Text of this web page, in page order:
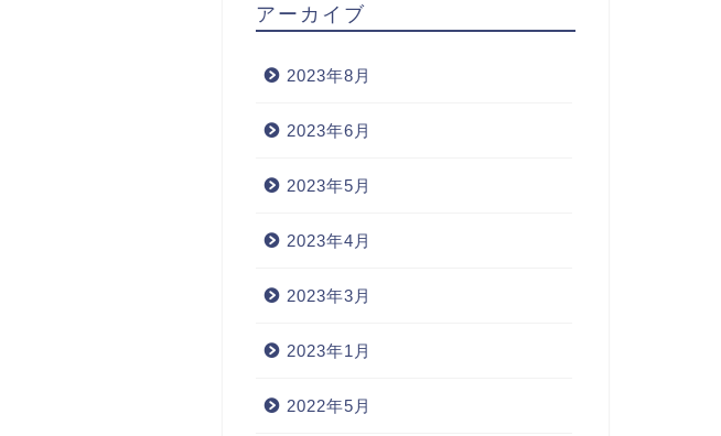
アーカイブ
2023年8月
2023年6月
2023年5月
2023年4月
2023年3月
2023年1月
2022年5月